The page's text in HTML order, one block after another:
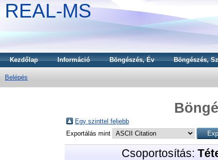
REAL-MS
Kezdőlap Információ Böngészés, Év Böngészés,
Belépés
Egy szinttel feljebb
Exportálás mint
Csoportosítás: